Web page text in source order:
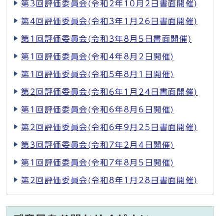
第3回評価委員会(令和2年10月2日書面開催)
第4回評価委員会(令和3年1月26日書面開催)
第1回評価委員会(令和3年8月5日書面開催)
第1回評価委員会(令和4年8月2日開催)
第1回評価委員会(令和5年8月1日開催)
第2回評価委員会(令和6年1月24日書面開催)
第1回評価委員会(令和6年8月6日開催)
第2回評価委員会(令和6年9月25日書面開催)
第3回評価委員会(令和7年2月4日開催)
第1回評価委員会(令和7年8月5日開催)
第2回評価委員会(令和8年1月28日書面開催)